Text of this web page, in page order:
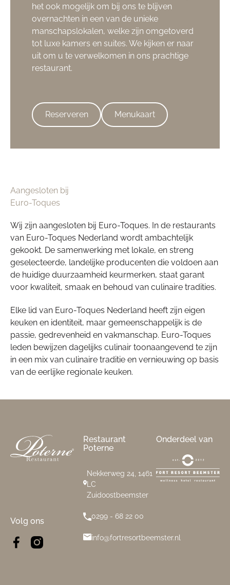
het ook mogelijk om bij ons te blijven
overnachten in een van de unieke
manschapslokalen, welke zijn omgetoverd
tot luxe kamers en suites. We kijken er naar
uit om u te verwelkomen in ons prachtige
restaurant.
Reserveren Menukaart
Aangesloten bij
Euro-Toques
Wij zijn aangesloten bij Euro-Toques. In de restaurants
van Euro-Toques Nederland wordt ambachtelijk
gekookt. De samenwerking met lokale, en streng
geselecteerde, landelijke producenten die voldoen aan
de huidige duurzaamheid keurmerken, staat garant
voor kwaliteit, smaak en behoud van culinaire tradities.
Elke lid van Euro-Toques Nederland heeft zijn eigen
keuken en identiteit, maar gemeenschappelijk is de
passie, gedrevenheid en vakmanschap. Euro-Toques
leden bewijzen dagelijks culinair toonaangevend te zijn
in een mix van culinaire traditie en vernieuwing op basis
van de eerlijke regionale keuken.
Volg ons
Restaurant
Poterne
Nekkerweg 24, 1461
LC
Zuidoostbeemster
0299 - 68 22 00
info@fortresortbeemster.nl
Onderdeel van